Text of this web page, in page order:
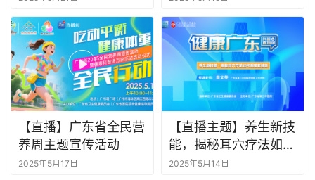
【直播】广东省全民营
养周主题宣传活动
2025年5月17日
【直播主题】养生新技
能，揭秘耳穴疗法如何
调理亚健康
2025年5月14日